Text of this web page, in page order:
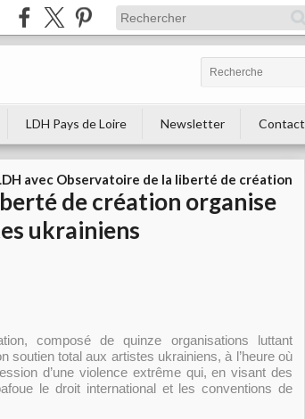
LDH Pays de Loire Newsletter Contact
avec Observatoire de la liberté de création
de création organise
ukrainiens
composé de quinze organisations luttant
soutien total aux artistes ukrainiens, à l’heure où
d’une violence extrême qui, en visant des
le droit international et les conventions de